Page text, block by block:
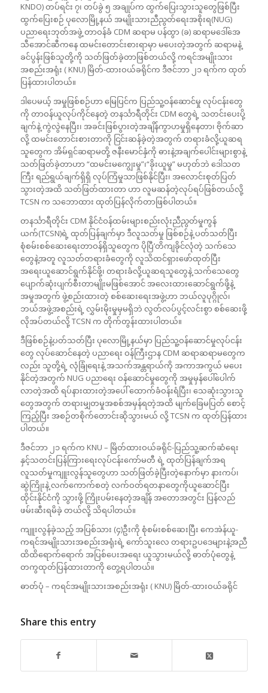
KNDO) တပ်ရင်း ၇၊ တပ်ခွဲ ၅ အချုပ်က ထွက်ပြေးသွားသူတွေဖြစ်ပြီး
ထွက်ပြေးစဉ် ပုလောမြို့နယ် အမျိုးသားညီညွတ်ရေးအစိုးရ(NUG)
ပညာရေးဘုတ်အဖွဲ့ တာဝန်ခံ CDM ဆရာမ ပန်ထွာ (ခ) ဆရာမဒေါ်အေ
သီအောင်ဆီကနေ ထမင်းတောင်းစားရာမှာ မပေးတဲ့အတွက် ဆရာမနဲ့
ခင်ပွန်းဖြစ်သူတို့ကို သတ်ဖြတ်ခဲ့တာဖြစ်တယ်လို့ ကရင်အမျိုးသား
အစည်းအရုံး ( KNU) မြိတ်-ထားဝယ်ခရိုင်က ဒီဇင်ဘာ ၂၁ ရက်က ထုတ်
ပြန်ထားပါတယ်။
ဒါပေမယ့် အမှုဖြစ်စဉ်ဟာ မြေပြင်က ပြည်သူ့ဝန်ဆောင်မှု လုပ်ငန်းတွေ
ကို တာဝန်ယူလုပ်ကိုင်နေတဲ့ တနင်္သာရီတိုင်း CDM တွေရဲ့ သတင်းပေးပို့
ချက်နဲ့ ကွဲလွဲနေပြီး၊ အခင်းဖြစ်ပွားတဲ့အချိန်ကွာဟမှုရှိနေတာ၊ ဗိုက်ဆာ
လို့ ထမင်းတောင်းစားတာကို ငြင်းဆန်ခဲ့တဲ့အတွက် တရားခံလို့ယူဆရ
သူတွေက အိမ်ရှင်ဆရာမတို့ ဇနီးမောင်နှံကို ဓားနဲ့အချက်ပေါင်းများစွာနဲ့
သတ်ဖြတ်ခဲ့တာဟာ “ထမင်းမကျွေးမှု”၊“ခိုးယူမှု” မဟုတ်ဘဲ ဒေါသတ
ကြီး ရည်ရွယ်ချက်ရှိရှိ လုပ်ကြံမှုသာဖြစ်နိုင်ပြီး၊ အလောင်းစုတ်ပြတ်
သွားတဲ့အထိ သတ်ဖြတ်ထားတာ ဟာ လူမဆန်တဲ့လုပ်ရပ်ဖြစ်တယ်လို့
TCSN က သဘောထား ထုတ်ပြန်လိုက်တာဖြစ်ပါတယ်။
တနင်္သာရီတိုင်း CDM နိုင်ငံဝန်ထမ်းများစည်းလုံးညီညွတ်မှုကွန်
ယက်(TCSN)ရဲ့ ထုတ်ပြန်ချက်မှာ ဒီလူသတ်မှု ဖြစ်စဉ်နဲ့ ပတ်သတ်ပြီး
စုံစမ်းစစ်ဆေးရေးတာဝန်ရှိသူတွေက ပိုပြီ’တိကျခိုင်လုံတဲ့ သက်သေ
တွေနဲ့အတူ လူသတ်တရားခံတွေကို လူသိထင်ရှားဖော်ထုတ်ပြီး
အရေးယူဆောင်ရွက်နိုင်ဖို့၊ တရားခံလို့ယူဆရသူတွေနဲ့ သက်သေတွေ
ပျောက်ဆုံးပျက်စီးတာမျိုးမဖြစ်အောင် အလေးထားဆောင်ရွက်ဖို့နဲ့
အမှုအတွက် ဖွဲ့စည်းထားတဲ့ စစ်ဆေးရေးအဖွဲ့ဟာ ဘယ်လူပုဂ္ဂိုလ်၊
ဘယ်အဖွဲ့အစည်းရဲ့ လွှမ်းမိုးမှုမှမရှိဘဲ လွတ်လပ်ပွင့်လင်းစွာ စစ်ဆေးဖို့
လိုအပ်တယ်လို့ TCSN က တိုက်တွန်းထားပါတယ်။
ဒီဖြစ်စဉ်နဲ့ပတ်သတ်ပြီး ပုလောမြို့နယ်မှာ ပြည်သူ့ဝန်ဆောင်မှုလုပ်ငန်း
တွေ လုပ်ဆောင်နေတဲ့ ပညာရေး ဝန်ကြီးဌာန CDM ဆရာဆရာမတွေက
လည်း သူတို့ရဲ့ လုံခြုံရေးနဲ့ အသက်အန္တရာယ်ကို အကာအကွယ် မပေး
နိုင်တဲ့အတွက် NUG ပညာရေး ဝန်ဆောင်မှုတွေကို အမှုမှန်ပေါ်ပေါက်
လာတဲ့အထိ ရပ်နားထားတဲ့အပေါ် ထောက်ခံဝန်းရံပြီး၊ သေဆုံးသွားသူ
တွေအတွက် တရားမျှတမှုအစစ်အမှန်ရတဲ့အထိ မျက်ခြေမပြတ် စောင့်
ကြည့်ပြီး အစဉ်တစိုက်‌တောင်းဆိုသွားမယ် လို့ TCSN က ထုတ်ပြန်ထား
ပါတယ်။
ဒီဇင်ဘာ ၂၁ ရက်က KNU – မြိတ်ထားဝယ်ခရိုင်-ပြည်သူ့ဆက်ဆံရေး
နှင့်သတင်းပြန်ကြားရေးလုပ်ငန်းကော်မတီ ရဲ့ ထုတ်ပြန်ချက်အရ
လူသတ်မှုကျူးလွန်သူတွေဟာ သတ်ဖြတ်ခဲ့ပြီးတဲ့နောက်မှာ နားကပ်၊
ဆွဲကြိုးနဲ့ လက်ကောက်စတဲ့ လက်ဝတ်ရတနာတွေကိုယူဆောင်ပြီး
ထိုင်းနိုင်ငံကို သွားဖို့ ကြိုးပမ်းနေတဲ့အချိန် အတောအတွင်း ပြန်လည်
ဖမ်းဆီးရမိခဲ့ တယ်လို့ သိရပါတယ်။
ကျူးလွန်ခဲ့သည့် အပြစ်သား (၄)ဦးကို စုံစမ်းစစ်ဆေးပြီး ကေအဲန်ယူ-
ကရင်အမျိုးသားအစည်းအရုံးရဲ့ ကော်သူးလေ တရားဥပဒေများနဲ့အညီ
ထိထိရောက်ရောက် အပြစ်ပေးအရေး ယူသွားမယ်လို့ ဓာတ်ပုံတွေနဲ့
တကွထုတ်ပြန်ထားတာကို တွေ့ရပါတယ်။
ဓာတ်ပုံ – ကရင်အမျိုးသားအစည်းအရုံး ( KNU) မြိတ်-ထားဝယ်ခရိုင်
Share this entry